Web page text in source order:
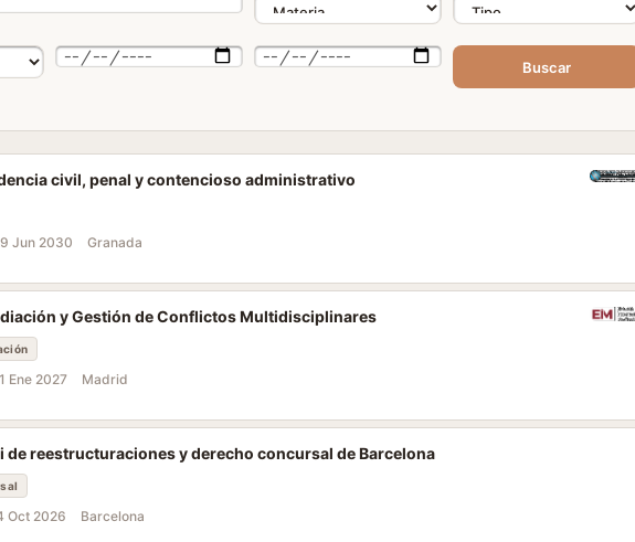
Buscar
civil, penal y contencioso administrativo
Jun 2030 Granada
y Gestión de Conflictos Multidisciplinares
Ene 2027 Madrid
de reestructuraciones y derecho concursal de Barcelona
Oct 2026 Barcelona